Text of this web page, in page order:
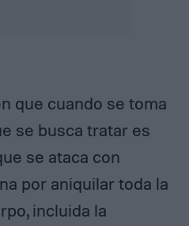
que cuando se toma
se busca tratar es
se ataca con
por aniquilar toda la
incluida la